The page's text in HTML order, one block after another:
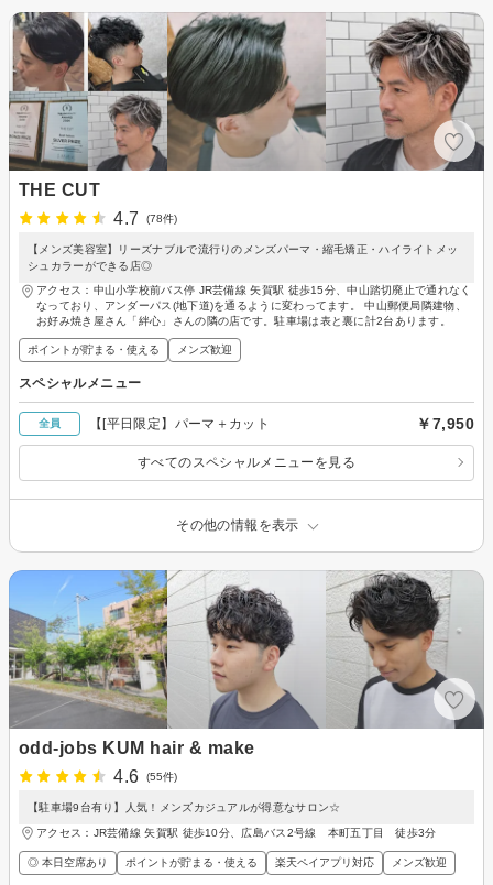
THE CUT
4.7
(78件)
【メンズ美容室】リーズナブルで流行りのメンズパーマ・縮毛矯正・ハイライトメッ
シュカラーができる店◎
アクセス：中山小学校前バス停 JR芸備線 矢賀駅 徒歩15分、中山踏切廃止で通れなく
なっており、アンダーパス(地下道)を通るように変わってます。 中山郵便局隣建物、
お好み焼き屋さん「絆心」さんの隣の店です。駐車場は表と裏に計2台あります。
ポイントが貯まる・使える メンズ歓迎
スペシャルメニュー
全員 【[平日限定】パーマ＋カット ￥7,950
すべてのスペシャルメニューを見る
その他の情報を表示
odd-jobs KUM hair & make
4.6
(55件)
【駐車場9台有り】人気！メンズカジュアルが得意なサロン☆
アクセス：JR芸備線 矢賀駅 徒歩10分、広島バス2号線 本町五丁目 徒歩3分
◎ 本日空席あり ポイントが貯まる・使える 楽天ペイアプリ対応 メンズ歓迎